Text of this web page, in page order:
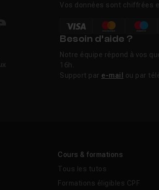
Vos données sont chiffrées
Besoin d’aide ?
Notre équipe répond à vos
16h.
Support par e-mail ou par
Cours & formations
Tous les tutos
Formations éligibles CPF